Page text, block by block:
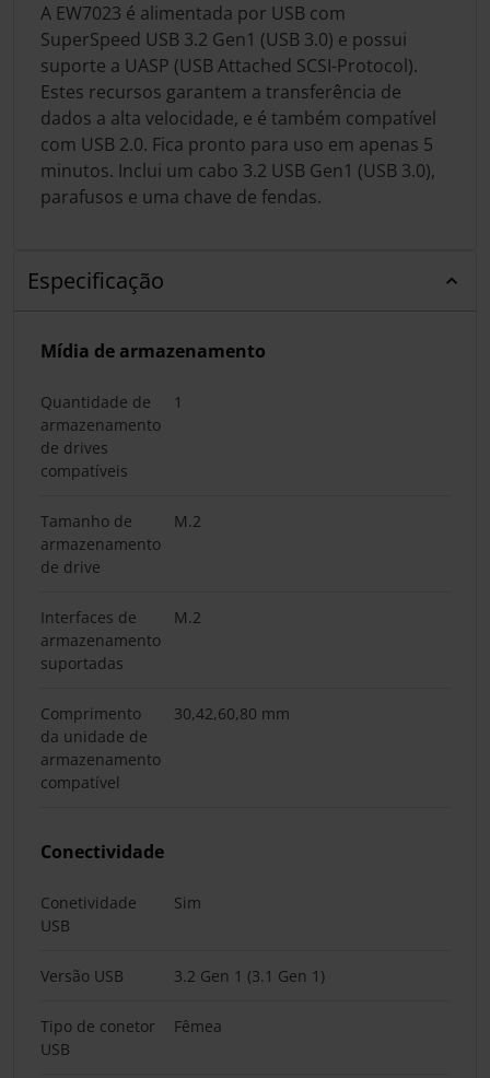
A EW7023 é alimentada por USB com
SuperSpeed USB 3.2 Gen1 (USB 3.0) e possui
suporte a UASP (USB Attached SCSI-Protocol).
Estes recursos garantem a transferência de
dados a alta velocidade, e é também compatível
com USB 2.0. Fica pronto para uso em apenas 5
minutos. Inclui um cabo 3.2 USB Gen1 (USB 3.0),
parafusos e uma chave de fendas.
Especificação
Mídia de armazenamento
Quantidade de
armazenamento
de drives
compatíveis
1
Tamanho de
armazenamento
de drive
M.2
Interfaces de
armazenamento
suportadas
M.2
Comprimento
da unidade de
armazenamento
compatível
30,42,60,80 mm
Conectividade
Conetividade
USB
Sim
Versão USB 3.2 Gen 1 (3.1 Gen 1)
Tipo de conetor
USB
Fêmea